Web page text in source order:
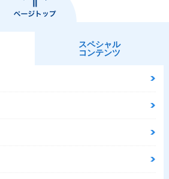
スペシャル
コンテンツ